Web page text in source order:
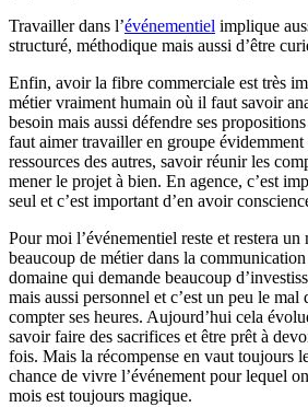
Travailler dans l’événementiel implique
structuré, méthodique mais aussi d’être
Enfin, avoir la fibre commerciale est très
métier vraiment humain où il faut savoir
besoin mais aussi défendre ses
faut aimer travailler en groupe évidemment
ressources des autres, savoir réunir les
mener le projet à bien. En agence, c’est
seul et c’est important d’en avoir
Pour moi l’événementiel reste et restera
beaucoup de métier dans la
domaine qui demande beaucoup
mais aussi personnel et c’est un peu le
compter ses heures. Aujourd’hui cela
savoir faire des sacrifices et être prêt à
fois. Mais la récompense en vaut toujours
chance de vivre l’événement pour lequel
mois est toujours magique.